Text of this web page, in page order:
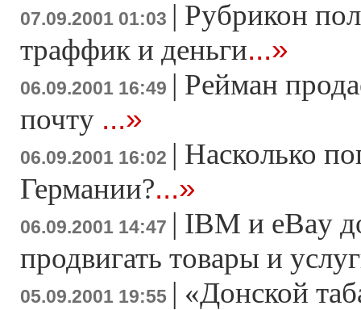
07.09.2001 01:03 | Рубрикон
траффик и деньги...»
06.09.2001 16:49 | Рейман
почту ...»
06.09.2001 16:02 | Насколько
Германии?...»
06.09.2001 14:47 | IBM и eBay
продвигать товары и
05.09.2001 19:55 | «Донской